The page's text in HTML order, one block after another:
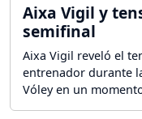
Aixa Vigil y
semifinal
Aixa Vigil reveló el
entrenador durante
Vóley en un